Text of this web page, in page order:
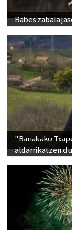
Babes zabala
"Banakako
aldarrikatzen